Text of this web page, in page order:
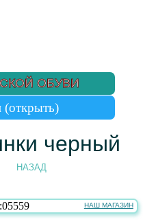
ОБУВИ
черный
НАЗАД
НАШ МАГАЗИН